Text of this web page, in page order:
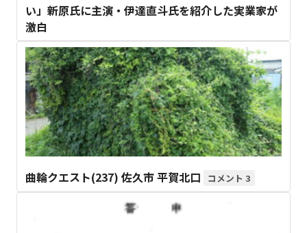
い」新原氏に主演・伊達直斗氏を紹介した実業家が
激白
曲輪クエスト(237) 佐久市 平賀北口 3